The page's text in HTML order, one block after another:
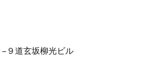
９道玄坂柳光ビル